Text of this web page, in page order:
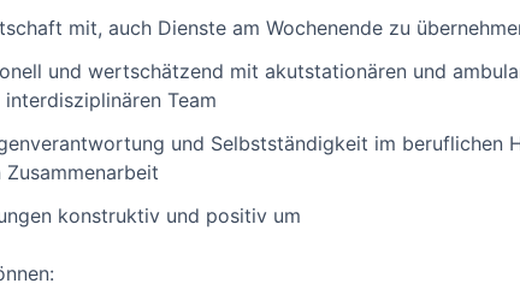
mit, auch Dienste am Wochenende zu
und wertschätzend mit akutstationären und
Team
und Selbstständigkeit im beruflichen
konstruktiv und positiv um